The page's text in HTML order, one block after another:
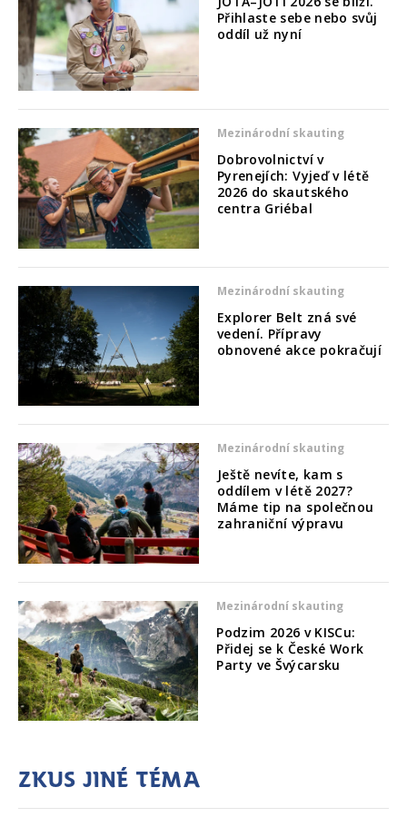
Přihlaste sebe nebo svůj
oddíl už nyní
Mezinárodní skauting
Dobrovolnictví v
Pyrenejích: Vyjeď v létě
2026 do skautského
centra Griébal
Mezinárodní skauting
Explorer Belt zná své
vedení. Přípravy
obnovené akce pokračují
Mezinárodní skauting
Ještě nevíte, kam s
oddílem v létě 2027?
Máme tip na společnou
zahraniční výpravu
Mezinárodní skauting
Podzim 2026 v KISCu:
Přidej se k České Work
Party ve Švýcarsku
Zkus jiné téma